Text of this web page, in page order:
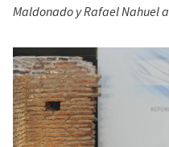
Maldonado y Rafael Nahuel